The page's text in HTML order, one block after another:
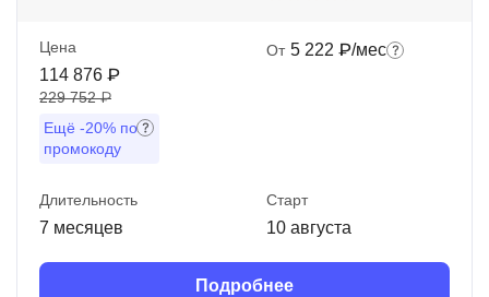
Цена
114 876 ₽
229 752 ₽
Ещё -20% по
промокоду
От 5 222 ₽/мес
Длительность
7 месяцев
Старт
10 августа
Подробнее